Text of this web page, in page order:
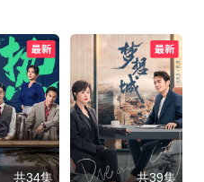
共34集 共39集